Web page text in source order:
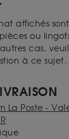
affichés
ou
autres cas,
à ce sujet.
La Poste -